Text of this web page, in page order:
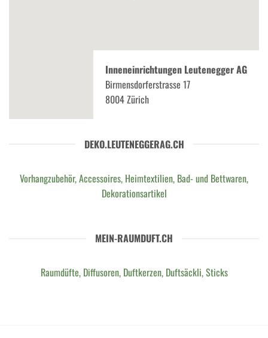
Inneneinrichtungen Leutenegger AG
Birmensdorferstrasse 17
8004 Zürich
DEKO.LEUTENEGGERAG.CH
Vorhangzubehör, Accessoires, Heimtextilien, Bad- und Bettwaren,
Dekorationsartikel
MEIN-RAUMDUFT.CH
Raumdüfte, Diffusoren, Duftkerzen, Duftsäckli, Sticks